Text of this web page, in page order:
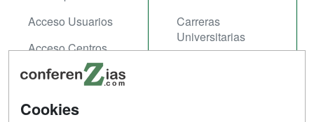
Acceso Usuarios
Acceso Centros
Carreras
Universitarias
Contactar
Cookies